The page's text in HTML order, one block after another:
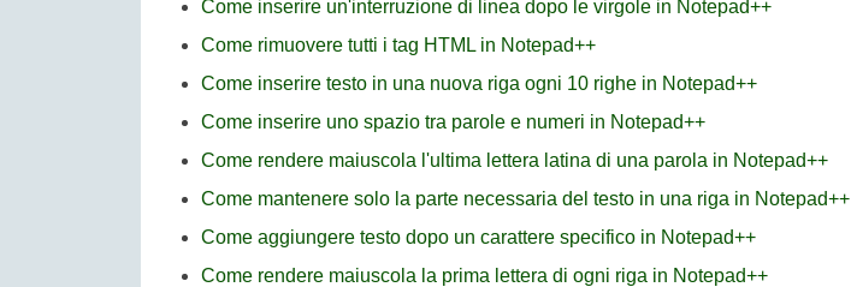
Come inserire un'interruzione di linea dopo le virgole in Notepad++
Come rimuovere tutti i tag HTML in Notepad++
Come inserire testo in una nuova riga ogni 10 righe in Notepad++
Come inserire uno spazio tra parole e numeri in Notepad++
Come rendere maiuscola l'ultima lettera latina di una parola in Notepad++
Come mantenere solo la parte necessaria del testo in una riga in Notepad++
Come aggiungere testo dopo un carattere specifico in Notepad++
Come rendere maiuscola la prima lettera di ogni riga in Notepad++